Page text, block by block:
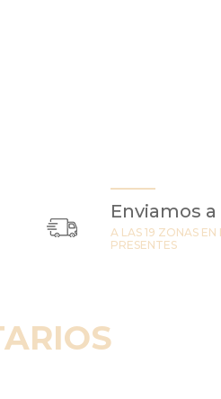
Enviamos
A LAS 19 ZONAS
PRESENTES